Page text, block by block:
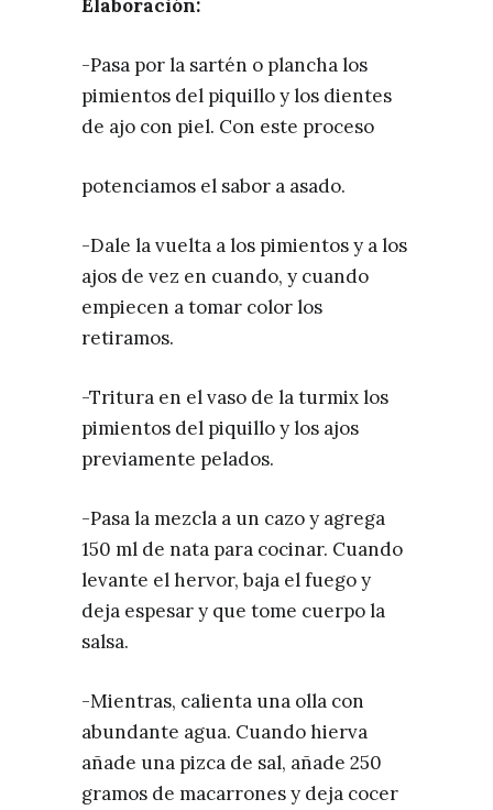
Elaboración:
-Pasa por la sartén o plancha los
pimientos del piquillo y los dientes
de ajo con piel. Con este proceso
potenciamos el sabor a asado.
-Dale la vuelta a los pimientos y a los
ajos de vez en cuando, y cuando
empiecen a tomar color los
retiramos.
-Tritura en el vaso de la turmix los
pimientos del piquillo y los ajos
previamente pelados.
-Pasa la mezcla a un cazo y agrega
150 ml de nata para cocinar. Cuando
levante el hervor, baja el fuego y
deja espesar y que tome cuerpo la
salsa.
-Mientras, calienta una olla con
abundante agua. Cuando hierva
añade una pizca de sal, añade 250
gramos de macarrones y deja cocer